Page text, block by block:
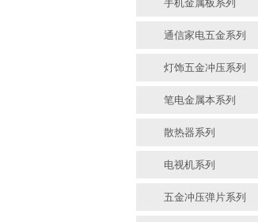
手机金属板系列
通信家电五金系列
灯饰五金冲压系列
笔电金属本系列
散热器系列
电视机系列
五金冲压弹片系列
支架冲压